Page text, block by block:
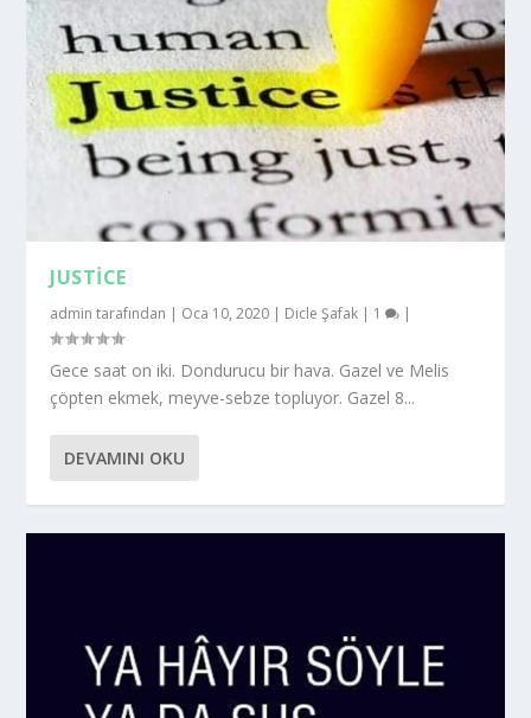
JUSTICE
admin tarafından | Oca 10, 2020 | Dicle Şafak | 1 |
Gece saat on iki. Dondurucu bir hava. Gazel ve Melis
çöpten ekmek, meyve-sebze topluyor. Gazel 8...
DEVAMINI OKU